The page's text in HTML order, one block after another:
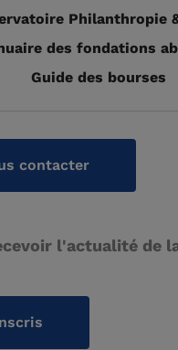
Philanthropie
des fondations
Guide des bourses
contacter
l'actualité de